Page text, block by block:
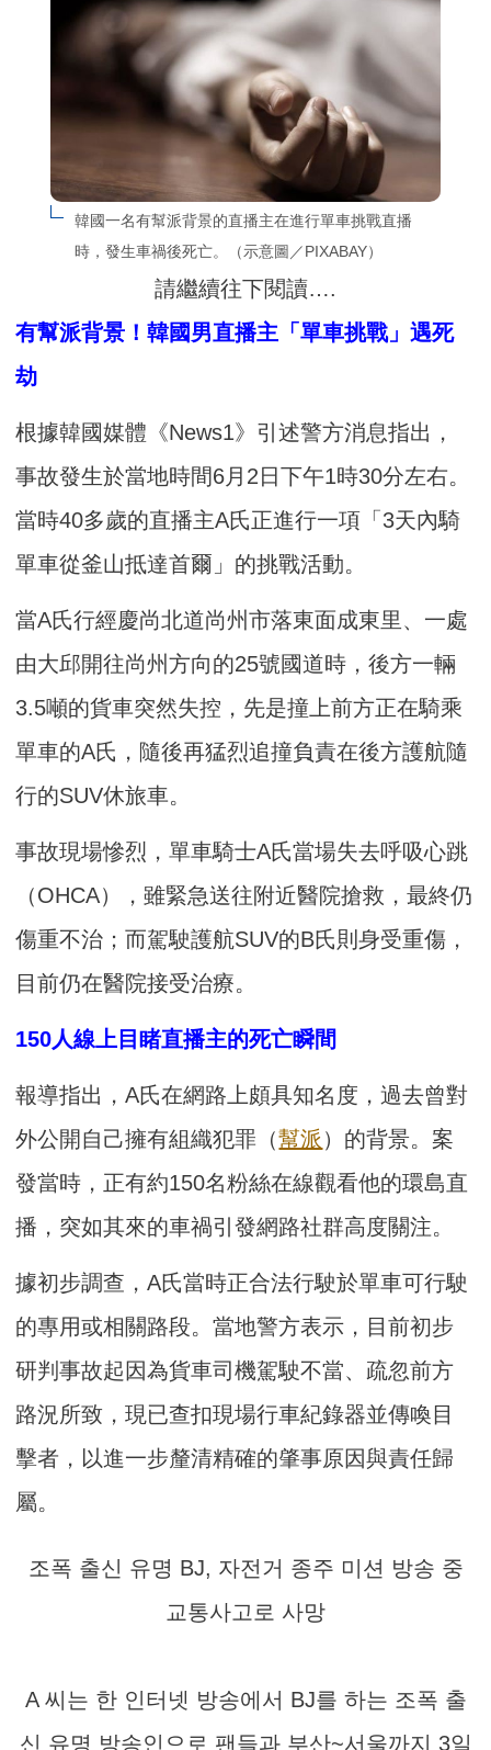
韓國一名有幫派背景的直播主在進行單車挑戰直播
時，發生車禍後死亡。（示意圖／PIXABAY）
請繼續往下閱讀….
有幫派背景！韓國男直播主「單車挑戰」遇死
劫
根據韓國媒體《News1》引述警方消息指出，
事故發生於當地時間6月2日下午1時30分左右。
當時40多歲的直播主A氏正進行一項「3天內騎
單車從釜山抵達首爾」的挑戰活動。
當A氏行經慶尚北道尚州市落東面成東里、一處
由大邱開往尚州方向的25號國道時，後方一輛
3.5噸的貨車突然失控，先是撞上前方正在騎乘
單車的A氏，隨後再猛烈追撞負責在後方護航隨
行的SUV休旅車。
事故現場慘烈，單車騎士A氏當場失去呼吸心跳
（OHCA），雖緊急送往附近醫院搶救，最終仍
傷重不治；而駕駛護航SUV的B氏則身受重傷，
目前仍在醫院接受治療。
150人線上目睹直播主的死亡瞬間
報導指出，A氏在網路上頗具知名度，過去曾對
外公開自己擁有組織犯罪（幫派）的背景。案
發當時，正有約150名粉絲在線觀看他的環島直
播，突如其來的車禍引發網路社群高度關注。
據初步調查，A氏當時正合法行駛於單車可行駛
的專用或相關路段。當地警方表示，目前初步
研判事故起因為貨車司機駕駛不當、疏忽前方
路況所致，現已查扣現場行車紀錄器並傳喚目
擊者，以進一步釐清精確的肇事原因與責任歸
屬。
조폭 출신 유명 BJ, 자전거 종주 미션 방송 중
교통사고로 사망
A 씨는 한 인터넷 방송에서 BJ를 하는 조폭 출
신 유명 방송인으로 팬들과 부산~서울까지 3일